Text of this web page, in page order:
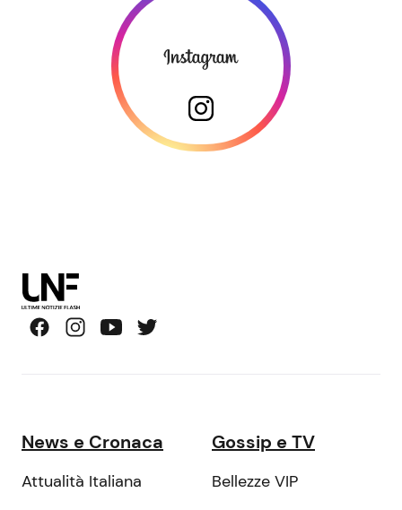
News e Cronaca
Attualità Italiana
Gossip e TV
Bellezze VIP